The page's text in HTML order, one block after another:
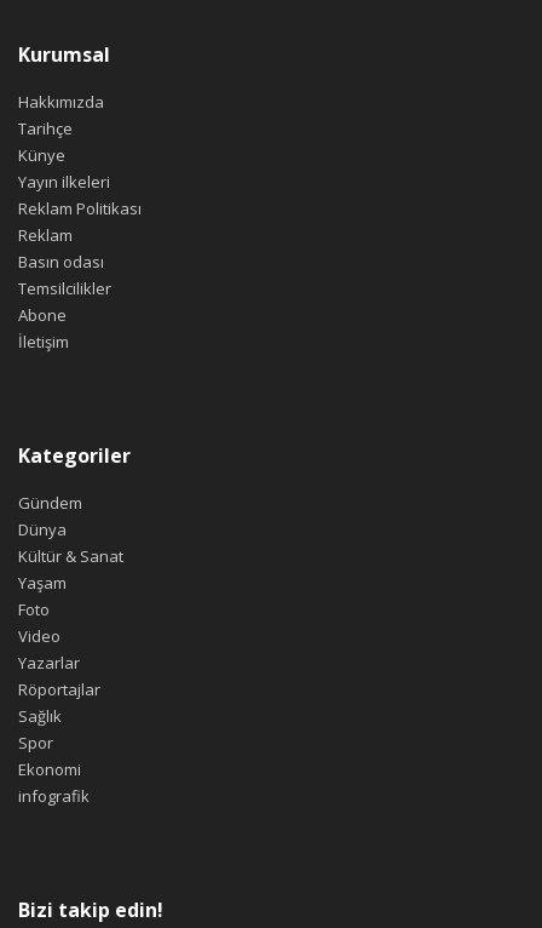
Kurumsal
Hakkımızda
Tarihçe
Künye
Yayın ilkeleri
Reklam Politikası
Reklam
Basın odası
Temsilcilikler
Abone
İletişim
Kategoriler
Gündem
Dünya
Kültür & Sanat
Yaşam
Foto
Video
Yazarlar
Röportajlar
Sağlık
Spor
Ekonomi
infografik
Bizi takip edin!